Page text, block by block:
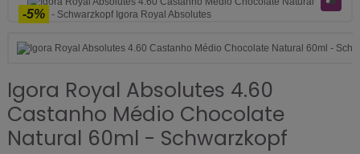
-5%
Igora Royal Absolutes 4.60
Castanho Médio Chocolate
Natural 60ml - Schwarzkopf